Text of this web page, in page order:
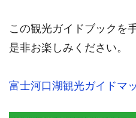
この観光ガイドブックを
是非お楽しみください。
富士河口湖観光ガイドマ